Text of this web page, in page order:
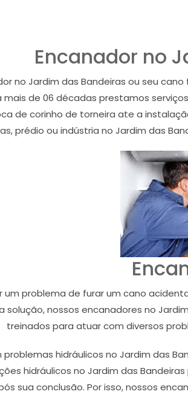
Encanador no
no Jardim das Bandeiras ou seu
mais de 06 décadas prestamos
de corinho de torneira ate a
prédio ou indústria no Jardim das
um problema de furar um cano
solução, nossos encanadores no
treinados para atuar com diversos
hidráulicos no Jardim das
hidráulicos no Jardim das
sua conclusão. Por isso, nossos